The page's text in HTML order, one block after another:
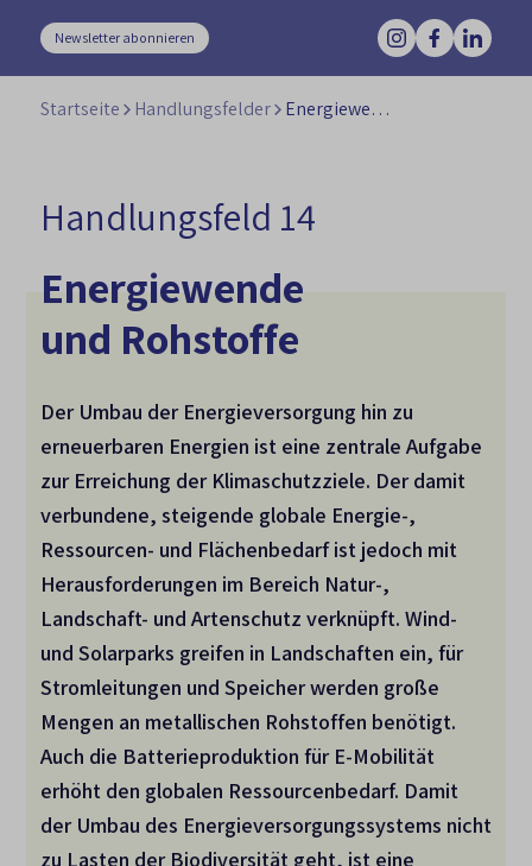
Newsletter abonnieren
Startseite Handlungsfelder Energiewende und Rohstoffe
Handlungsfeld 14
Energiewende
und Rohstoffe
Der Umbau der Energieversorgung hin zu
erneuerbaren Energien ist eine zentrale Aufgabe
zur Erreichung der Klimaschutzziele. Der damit
verbundene, steigende globale Energie-,
Ressourcen- und Flächenbedarf ist jedoch mit
Herausforderungen im Bereich Natur-,
Landschaft- und Artenschutz verknüpft. Wind-
und Solarparks greifen in Landschaften ein, für
Stromleitungen und Speicher werden große
Mengen an metallischen Rohstoffen benötigt.
Auch die Batterieproduktion für E-Mobilität
erhöht den globalen Ressourcenbedarf. Damit
der Umbau des Energieversorgungssystems nicht
zu Lasten der Biodiversität geht, ist eine